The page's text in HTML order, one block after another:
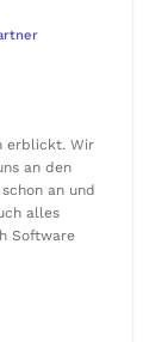
erblickt. Wir
an den
an und
alles
Software